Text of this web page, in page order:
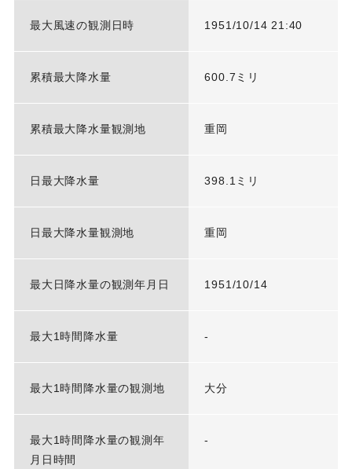
最大風速の観測日時 1951/10/14 21:40
累積最大降水量 600.7ミリ
累積最大降水量観測地 重岡
日最大降水量 398.1ミリ
日最大降水量観測地 重岡
最大日降水量の観測年月日 1951/10/14
最大1時間降水量 -
最大1時間降水量の観測地 大分
最大1時間降水量の観測年
月日時間
-